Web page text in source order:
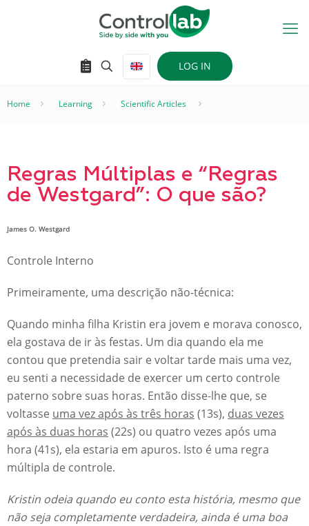
LOG IN
Home Learning Scientific Articles
Regras Múltiplas e “Regras
de Westgard”: O que são?
James O. Westgard
Controle Interno
Primeiramente, uma descrição não-técnica:
Quando minha filha Kristin era jovem e morava conosco,
ela gostava de ir às festas. Um dia quando ela me
contou que pretendia sair e voltar tarde mais uma vez,
eu senti a necessidade de exercer um certo controle
paterno sobre suas horas. Então disse-lhe que, se
voltasse uma vez após às três horas (13s), duas vezes
após às duas horas (22s) ou quatro vezes após uma
hora (41s), ela estaria em apuros. Isto é uma regra
múltipla de controle.
Kristin odeia quando eu conto esta história, mesmo que
não seja completamente verdadeira, ainda é uma boa